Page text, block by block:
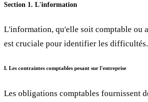
Section 1. L'information
L'information, qu'elle soit comptable ou
est cruciale pour identifier les difficultés.
I. Les contraintes comptables pesant sur l'entreprise
Les obligations comptables fournissent